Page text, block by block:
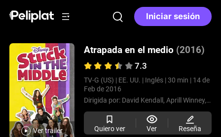
Iniciar sesión
Ver tráiler
Atrapada en el medio (2016)
7.3
TV-G (US) | EE. UU. | Inglés | 30 min | 14 de
Feb de 2016
Dirigida por: David Kendall, Aprill Winney,
Quiero ver Ver Reseña